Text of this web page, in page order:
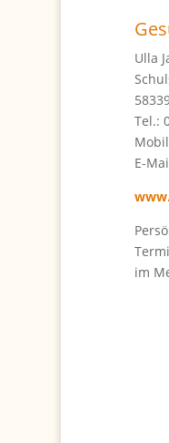
Ulla
Tel.:
E-
im